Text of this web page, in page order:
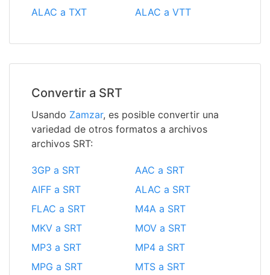
ALAC a TXT
ALAC a VTT
Convertir a SRT
Usando Zamzar, es posible convertir una
variedad de otros formatos a archivos
archivos SRT:
3GP a SRT
AAC a SRT
AIFF a SRT
ALAC a SRT
FLAC a SRT
M4A a SRT
MKV a SRT
MOV a SRT
MP3 a SRT
MP4 a SRT
MPG a SRT
MTS a SRT